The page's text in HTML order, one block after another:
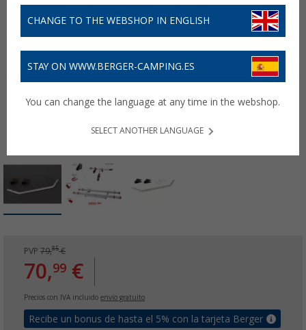
PVP 79,85€
70,99 €
Precios con IVA incluido envío gratuito
Recibe un bonus de hasta el 5% con la tarjeta Berger
CHANGE TO THE WEBSHOP IN ENGLISH
STAY ON WWW.BERGER-CAMPING.ES
You can change the language at any time in the webshop.
SELECT ANOTHER LANGUAGE